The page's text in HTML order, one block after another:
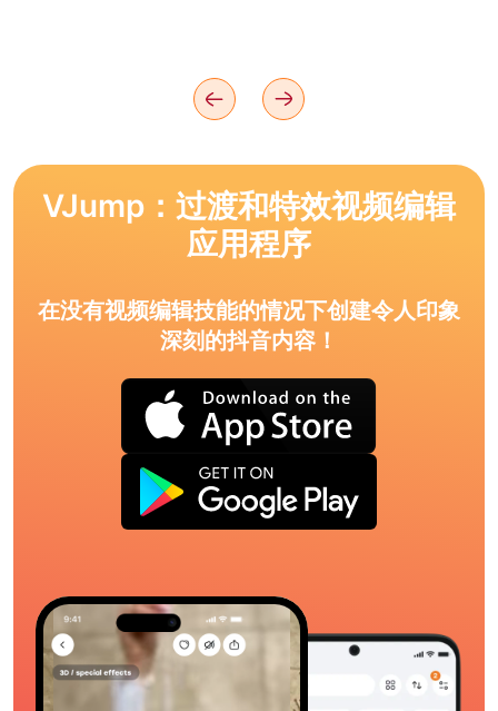
VJump：过渡和特效视频编辑
应用程序
在没有视频编辑技能的情况下创建令人印象
深刻的抖音内容！